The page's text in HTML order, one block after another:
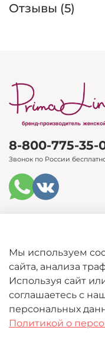
Отзывы (5)
Покупателям
Информация
8-800-775-35-
Звонок по России
Мы используем
сайта, анализа
Используя сайт
соглашаетесь с
персональных
Политикой о